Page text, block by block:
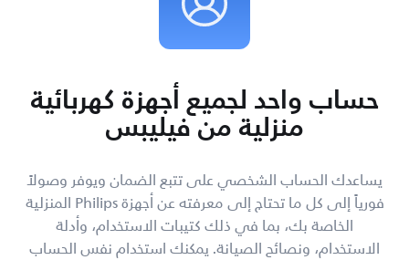
حساب واحد لجميع أجهزة كهربائية
منزلية من فيليبس
يساعدك الحساب الشخصي على تتبع الضمان ويوفر وصولاً
فورياً إلى كل ما تحتاج إلى معرفته عن أجهزة Philips المنزلية
الخاصة بك، بما في ذلك كتيبات الاستخدام، وأدلة
الاستخدام، ونصائح الصيانة. يمكنك استخدام نفس الحساب